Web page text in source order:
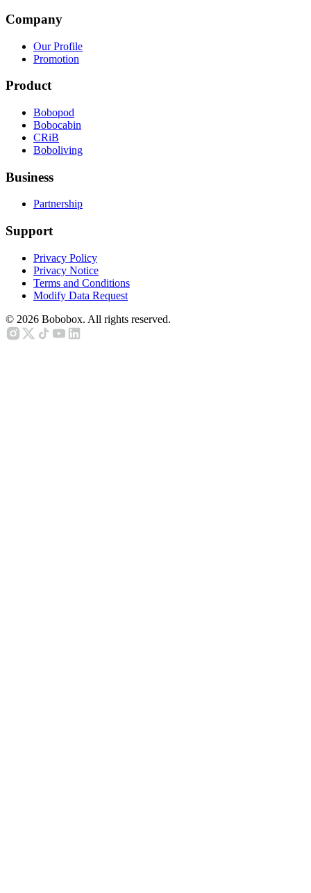
Company
Our Profile
Promotion
Product
Bobopod
Bobocabin
CRiB
Boboliving
Business
Partnership
Support
Privacy Policy
Privacy Notice
Terms and Conditions
Modify Data Request
© 2026 Bobobox. All rights reserved.